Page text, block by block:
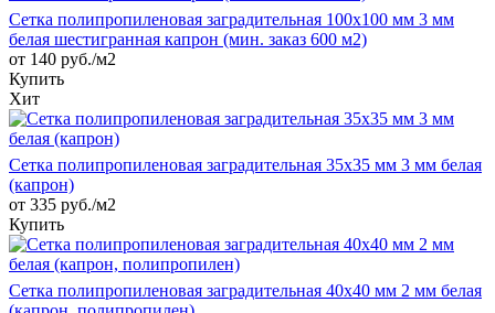
Сетка полипропиленовая заградительная 100х100 мм 3 мм
белая шестигранная капрон (мин. заказ 600 м2)
от 140 руб./м2
Купить
Хит
Сетка полипропиленовая заградительная 35х35 мм 3 мм белая
(капрон)
от 335 руб./м2
Купить
Сетка полипропиленовая заградительная 40х40 мм 2 мм белая